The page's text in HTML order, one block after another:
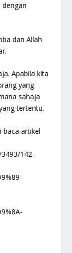
dan Allah
Apabila kita
yang
sahaja
tertentu.
baca artikel
142-